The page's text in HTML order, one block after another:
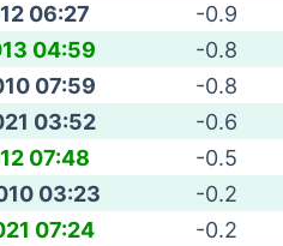
06:27
-0.9
04:59
-0.8
07:59
-0.8
03:52
-0.6
07:48
-0.5
03:23
-0.2
07:24
-0.2